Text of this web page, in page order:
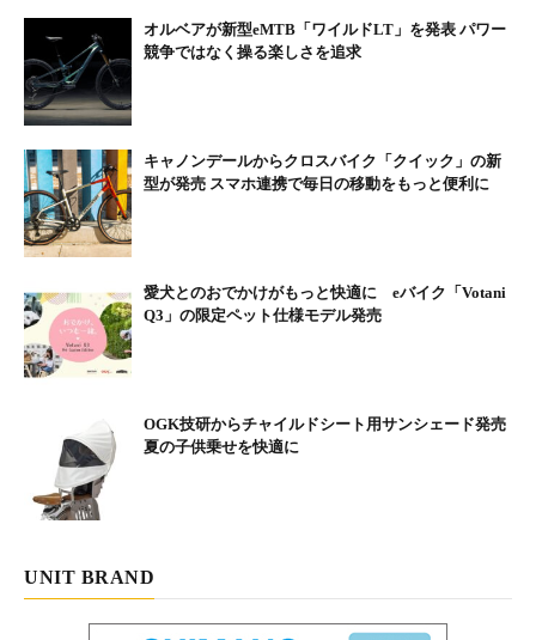
オルベアが新型eMTB「ワイルドLT」を発表 パワー
競争ではなく操る楽しさを追求
キャノンデールからクロスバイク「クイック」の新
型が発売 スマホ連携で毎日の移動をもっと便利に
愛犬とのおでかけがもっと快適に eバイク「Votani
Q3」の限定ペット仕様モデル発売
OGK技研からチャイルドシート用サンシェード発売
夏の子供乗せを快適に
UNIT BRAND